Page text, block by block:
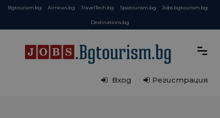
Bgtourism.bg Airnews.bg TravelTech.bg Spatourism.bg Jobs.bgtourism.bg
Destinations.bg
Вход Регистрация